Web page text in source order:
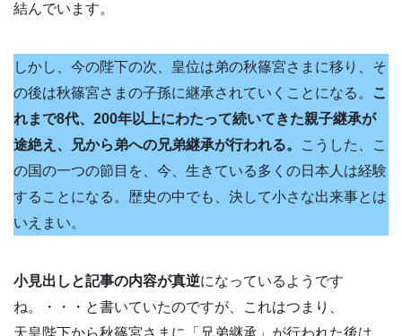
結んでいます。
しかし、今の陛下の次、皇位は弟の秋篠宮さまに移り、そ
の後は秋篠宮さまの子孫に継承されていくことになる。
こ
れまで8代、200年以上にわたって続いてきた親子継承が
途絶え、兄から弟への兄弟継承が行われる。
こうした、こ
の国の一つの節目を、今、生きている多くの日本人は経験
することになる。歴史の中でも、決して小さな出来事とは
いえまい。
小見出しと記事の内容が真逆になっているようです
ね。・・・と書いていたのですが、これはつまり、